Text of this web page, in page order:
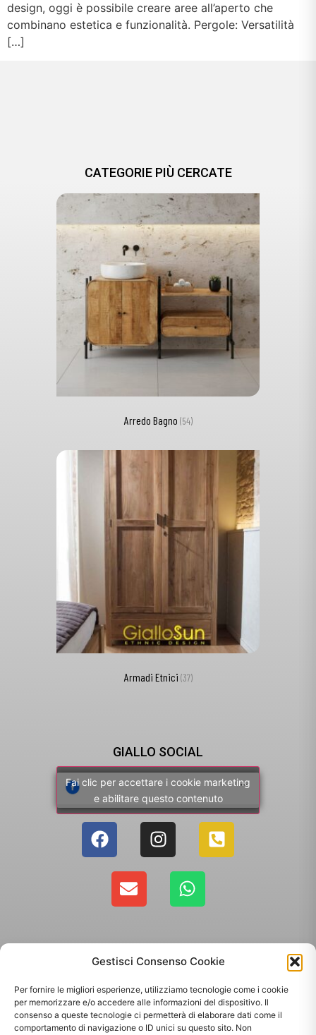
Gestisci Consenso Cookie
Per fornire le migliori esperienze, utilizziamo tecnologie come i cookie
per memorizzare e/o accedere alle informazioni del dispositivo. Il
consenso a queste tecnologie ci permetterà di elaborare dati come il
comportamento di navigazione o ID unici su questo sito. Non
design, oggi è possibile creare aree all’aperto che
combinano estetica e funzionalità. Pergole: Versatilità
[…]
CATEGORIE PIÙ CERCATE
Arredo Bagno (54)
Armadi Etnici (37)
GIALLO SOCIAL
Fai clic per accettare i cookie marketing
e abilitare questo contenuto